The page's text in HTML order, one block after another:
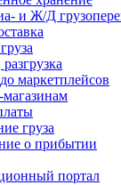
и Ж/Д
маркетплейсов
груза
о прибытии
портал